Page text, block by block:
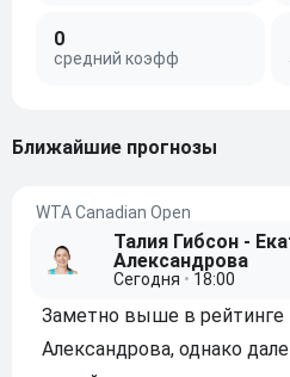
0
средний коэфф
ближайшие прогнозы
WTA Canadian Open
Талия Гибсон -
Александрова
Сегодня • 18:00
Заметно выше в рейтинге
Александрова, однако